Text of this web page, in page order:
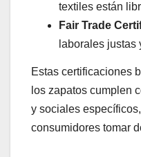
textiles están
Fair Trade
laborales justas
Estas certificaciones
los zapatos cumplen
y sociales
consumidores tomar